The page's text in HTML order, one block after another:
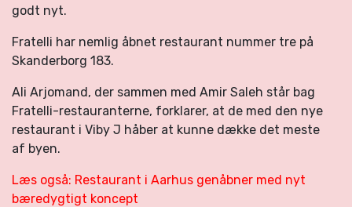
godt nyt.
Fratelli har nemlig åbnet restaurant nummer tre på
Skanderborg 183.
Ali Arjomand, der sammen med Amir Saleh står bag
Fratelli-restauranterne, forklarer, at de med den nye
restaurant i Viby J håber at kunne dække det meste
af byen.
Læs også: Restaurant i Aarhus genåbner med nyt
bæredygtigt koncept